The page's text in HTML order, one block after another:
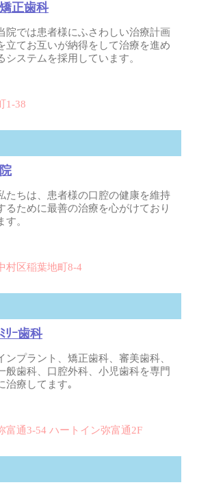
正歯科
院では患者様にふさわしい治療計画
立てお互いが納得をして治療を進め
システムを採用しています。
1-38
たちは、患者様の口腔の健康を維持
るために最善の治療を心がけており
す。
村区稲葉地町8-4
ﾘｰ歯科
ンプラント、矯正歯科、審美歯科、
般歯科、口腔外科、小児歯科を専門
治療してます｡
富通3‐54 ハートイン弥富通2F